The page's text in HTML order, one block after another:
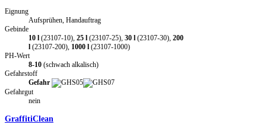
Eignung
Aufsprühen, Handauftrag
Gebinde
10 l (23107-10), 25 l (23107-25), 30 l (23107-30), 200
l (23107-200), 1000 l (23107-1000)
PH-Wert
8-10 (schwach alkalisch)
Gefahrstoff
Gefahr
Gefahrgut
nein
GraffitiClean